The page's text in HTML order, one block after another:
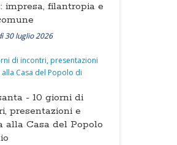
impresa, filantropia e
30 luglio 2026
- 10 giorni di
presentazioni e
alla Casa del Popolo